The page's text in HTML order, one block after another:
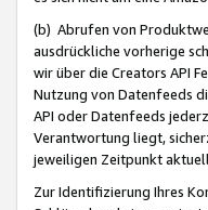
(b) Abrufen von
ausdrückliche vorherige
wir über die Creators API
Nutzung von Datenfeeds
API oder Datenfeeds
Verantwortung liegt,
jeweiligen Zeitpunkt
Zur Identifizierung Ihres